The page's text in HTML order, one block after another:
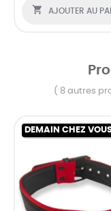
 AJOUTER AU
( 8 autres
DEMAIN CHEZ